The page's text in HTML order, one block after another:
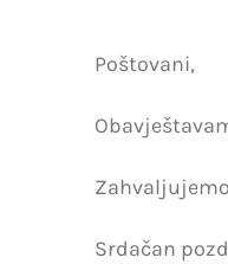
Poštovani,
Srdačan